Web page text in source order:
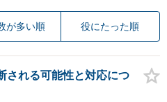
が多い順 役にたった順
される可能性と対応につ